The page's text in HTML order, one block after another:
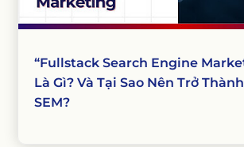
“Fullstack Search Engine
Là Gì? Và Tại Sao Nên Trở
SEM?